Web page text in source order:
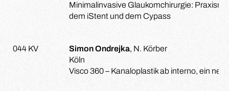
Minimalinvasive Glaukomchirurgie:
dem iStent und dem Cypass
044 KV Simon Ondrejka, N. Körber
Köln
Visco 360 – Kanaloplastik ab interno, ein